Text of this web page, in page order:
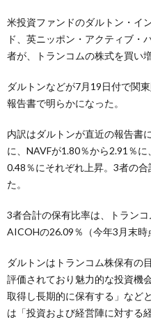
米投資ファンドのダルトン・イ
ド、英ニッポン・アクティブ・
者が、トランコムの株式を買い
ダルトンなどが7月19日付で関
報告書で明らかになった。
内訳はダルトンが直近の報告書
に、NAVFが1.80％から2.91％
0.48％にそれぞれ上昇。3者の
た。
3者合計の保有比率は、トラン
AICOHの26.09％（今年3月末時
ダルトンはトランコム株保有の
評価されており魅力的な投資機
取得し長期的に保有する」など
は「投資および経営陣に対する